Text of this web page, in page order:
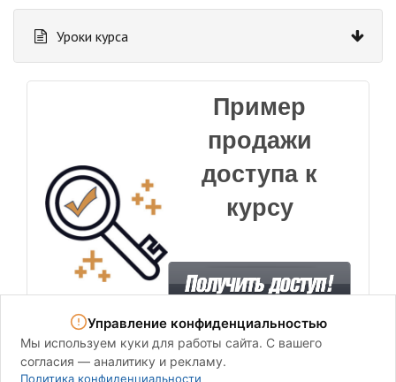
Пример
продажи
доступа к
курсу
Уроки курса
Управление конфиденциальностью
Мы используем куки для работы сайта. С вашего
согласия — аналитику и рекламу.
Политика конфиденциальности